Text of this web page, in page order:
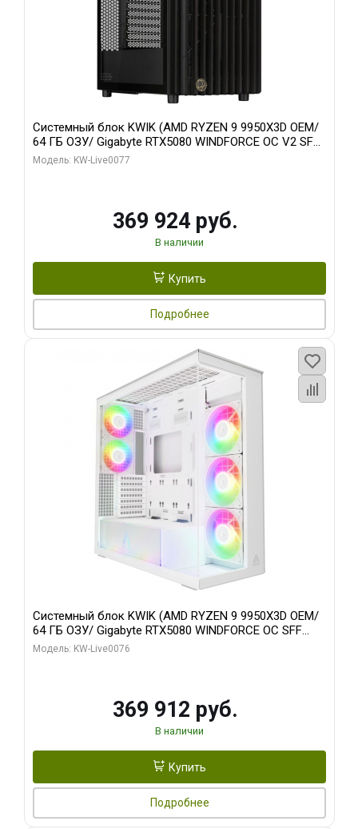
Системный блок KWIK (AMD RYZEN 9 9950X3D OEM/
64 ГБ ОЗУ/ Gigabyte RTX5080 WINDFORCE OC V2 SFF
16GB GDDR7 256b/ 960 ГБ SSD)
Модель: KW-Live0077
369 924 руб.
В наличии
Купить
Подробнее
Системный блок KWIK (AMD RYZEN 9 9950X3D OEM/
64 ГБ ОЗУ/ Gigabyte RTX5080 WINDFORCE OC SFF
16GB GDDR7 256bit / 960 ГБ SSD)
Модель: KW-Live0076
369 912 руб.
В наличии
Купить
Подробнее